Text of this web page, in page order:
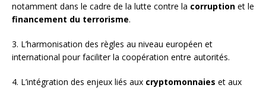
notamment dans le cadre de la lutte contre la corruption et le
financement du terrorisme.
3. L’harmonisation des règles au niveau européen et
international pour faciliter la coopération entre autorités.
4. L’intégration des enjeux liés aux cryptomonnaies et aux